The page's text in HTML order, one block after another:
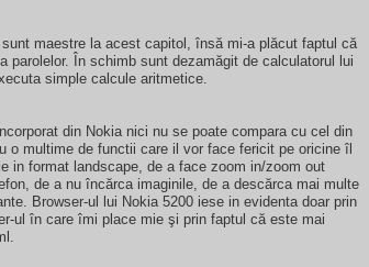
maestre la acest capitol, însă mi-a plăcut faptul că
parolelor. În schimb sunt dezamăgit de calculatorul lui
simple calcule aritmetice.
din Nokia nici nu se poate compara cu cel din
o multime de functii care il vor face fericit pe oricine îl
in format landscape, de a face zoom in/zoom out
de a nu încărca imaginile, de a descărca mai multe
Browser-ul lui Nokia 5200 iese in evidenta doar prin
ul în care îmi place mie şi prin faptul că este mai